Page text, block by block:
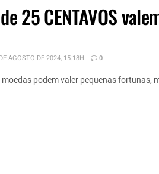
25 CENTAVOS
AGOSTO DE 2024, 15:18H 0
podem valer pequenas fortunas,